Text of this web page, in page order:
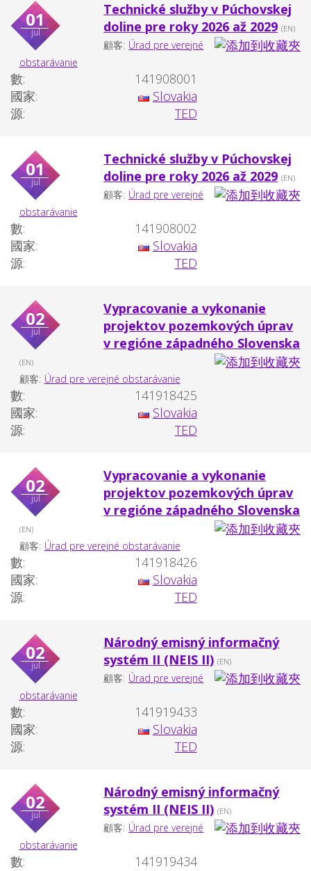
01
jul
Technické služby v Púchovskej
doline pre roky 2026 až 2029 (EN)
顧客: Úrad pre verejné
obstarávanie
數:
141908001
國家:
Slovakia
源:
TED
01
jul
Technické služby v Púchovskej
doline pre roky 2026 až 2029 (EN)
顧客: Úrad pre verejné
obstarávanie
數:
141908002
國家:
Slovakia
源:
TED
02
jul
Vypracovanie a vykonanie
projektov pozemkových úprav
v regióne západného Slovenska
(EN)
顧客: Úrad pre verejné obstarávanie
數:
141918425
國家:
Slovakia
源:
TED
02
jul
Vypracovanie a vykonanie
projektov pozemkových úprav
v regióne západného Slovenska
(EN)
顧客: Úrad pre verejné obstarávanie
數:
141918426
國家:
Slovakia
源:
TED
02
jul
Národný emisný informačný
systém II (NEIS II) (EN)
顧客: Úrad pre verejné
obstarávanie
數:
141919433
國家:
Slovakia
源:
TED
02
jul
Národný emisný informačný
systém II (NEIS II) (EN)
顧客: Úrad pre verejné
obstarávanie
數:
141919434